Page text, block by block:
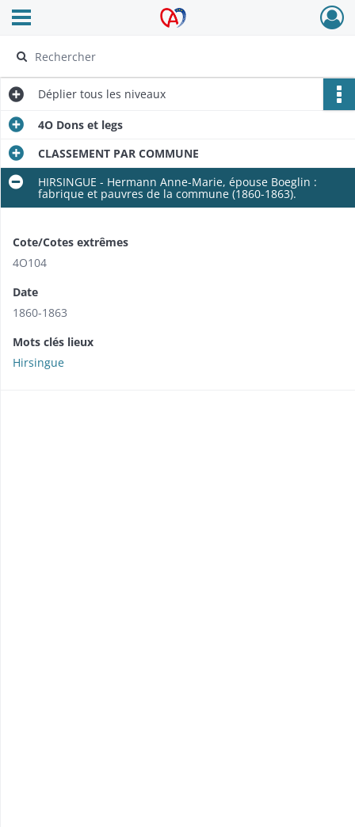
Archives Alsace - Colmar
Ouvrir le menu déroulant
Déplier tous les niveaux
4O Dons et legs
CLASSEMENT PAR COMMUNE
HIRSINGUE - Hermann Anne-Marie, épouse Boeglin :
fabrique et pauvres de la commune (1860-1863).
Cote/Cotes extrêmes
4O104
Date
1860-1863
Mots clés lieux
Hirsingue